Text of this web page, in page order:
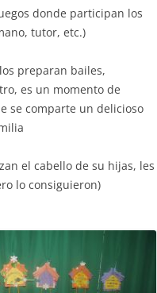
donde participan los
tutor, etc.)
preparan bailes,
es un momento de
se comparte un delicioso
el cabello de su hijas, les
lo consiguieron)